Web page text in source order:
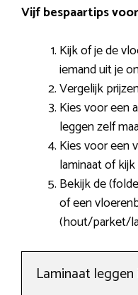
Vijf bespaartips
Kijk of je de
iemand uit je
Vergelijk
Kies voor een
leggen zelf
Kies voor een
laminaat of
Bekijk de
of een
(hout/parket/
Laminaat